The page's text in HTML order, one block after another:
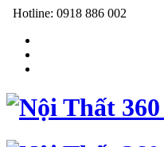
Hotline: 0918 886 002